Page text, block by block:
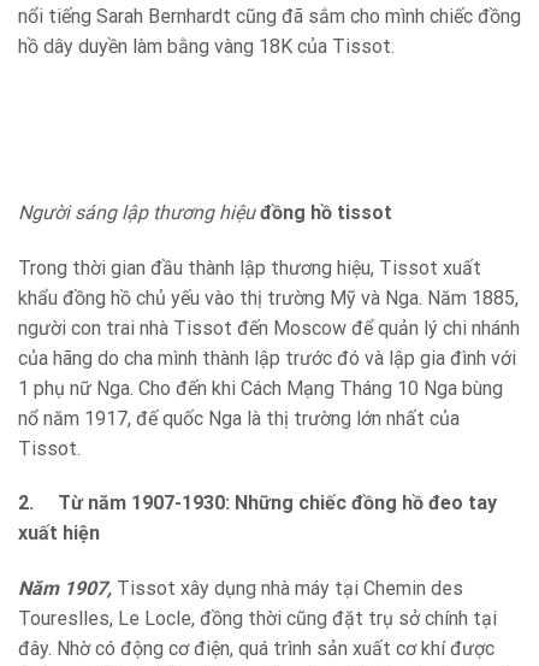
nổi tiếng Sarah Bernhardt cũng đã sắm cho mình chiếc đồng
hồ dây duyền làm bằng vàng 18K của Tissot.
Người sáng lập thương hiệuđồng hồ tissot
Trong thời gian đầu thành lập thương hiệu, Tissot xuất
khẩu đồng hồ chủ yếu vào thị trường Mỹ và Nga. Năm 1885,
người con trai nhà Tissot đến Moscow để quản lý chi nhánh
của hãng do cha mình thành lập trước đó và lập gia đình với
1 phụ nữ Nga. Cho đến khi Cách Mạng Tháng 10 Nga bùng
nổ năm 1917, đế quốc Nga là thị trường lớn nhất của
Tissot.
2. Từ năm 1907-1930: Những chiếc đồng hồ đeo tay
xuất hiện
Năm 1907, Tissot xây dụng nhà máy tại Chemin des
Toureslles, Le Locle, đồng thời cũng đặt trụ sở chính tại
đây. Nhờ có động cơ điện, quá trình sản xuất cơ khí được